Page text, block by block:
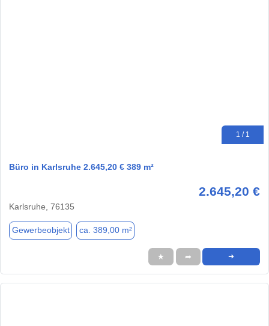
1 / 1
Büro in Karlsruhe 2.645,20 € 389 m²
2.645,20 €
Karlsruhe, 76135
Gewerbeobjekt ca. 389,00 m²
★ ➦ ➜